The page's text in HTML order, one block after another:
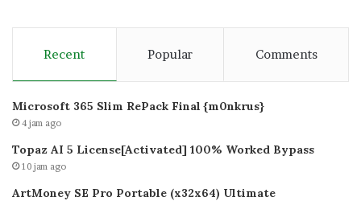
Recent Popular Comments
Microsoft 365 Slim RePack Final {m0nkrus}
4 jam ago
Topaz AI 5 License[Activated] 100% Worked Bypass
10 jam ago
ArtMoney SE Pro Portable (x32x64) Ultimate